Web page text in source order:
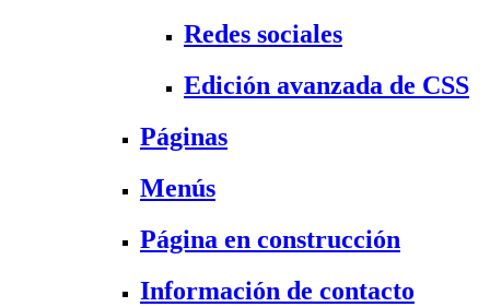
Redes sociales
Edición avanzada de CSS
Páginas
Menús
Página en construcción
Información de contacto